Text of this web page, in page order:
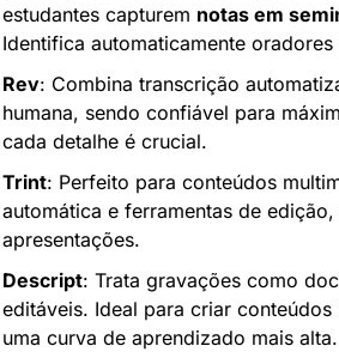
estudantes capturem notas em
Identifica automaticamente
Rev: Combina transcrição
humana, sendo confiável para
cada detalhe é crucial.
Trint: Perfeito para conteúdos
automática e ferramentas de
apresentações.
Descript: Trata gravações como
editáveis. Ideal para criar
uma curva de aprendizado mais alta.